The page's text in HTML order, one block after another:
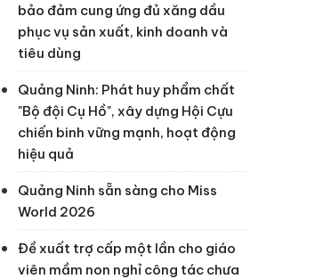
bảo đảm cung ứng đủ xăng dầu
phục vụ sản xuất, kinh doanh và
tiêu dùng
Quảng Ninh: Phát huy phẩm chất
"Bộ đội Cụ Hồ", xây dựng Hội Cựu
chiến binh vững mạnh, hoạt động
hiệu quả
Quảng Ninh sẵn sàng cho Miss
World 2026
Đề xuất trợ cấp một lần cho giáo
viên mầm non nghỉ công tác chưa